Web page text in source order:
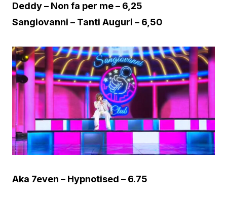
Deddy – Non fa per me – 6,25
Sangiovanni – Tanti Auguri – 6,50
Aka 7even – Hypnotised – 6.75